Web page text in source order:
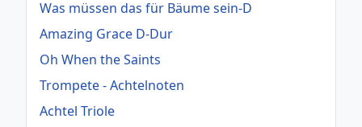
Was müssen das für Bäume sein-D
Amazing Grace D-Dur
Oh When the Saints
Trompete - Achtelnoten
Achtel Triole